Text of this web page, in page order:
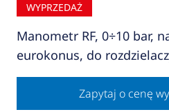
WYPRZEDAŻ
Manometr RF, 0÷10 bar,
eurokonus, do
Zapytaj o cenę